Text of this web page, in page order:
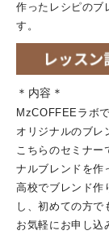
作ったレシピのブ
す。
＊内容＊
MzCOFFEEラボで
オリジナルのブレ
こちらのセミナー
ナルブレンドを作
高校でブレンド作
し、初めての方で
お気軽にお申し込